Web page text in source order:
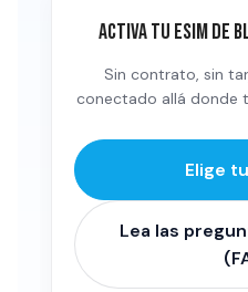
Activa tu eSIM de
Sin contrato, sin
conectado allá donde
Elige
Lea las